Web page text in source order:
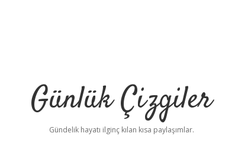
Günlük Çizgiler
Gündelik hayatı ilginç kılan kısa paylaşımlar.